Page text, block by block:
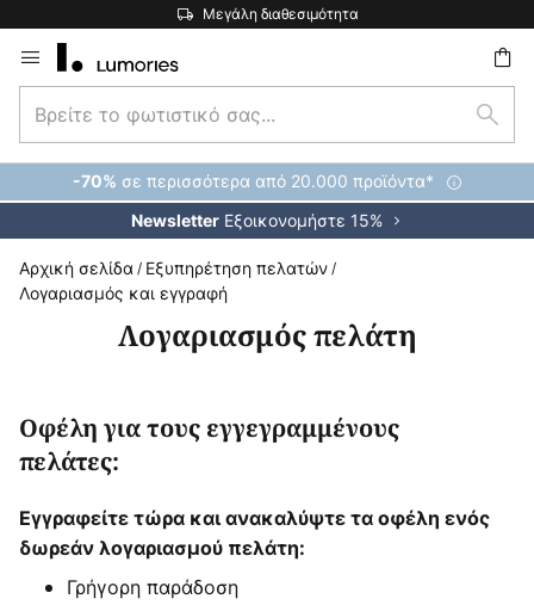
Μεγάλη διαθεσιμότητα
Μετάβαση
στο
περιεχόμενο
το
φωτιστικό
-70% σε περισσότερα από 20.000 προϊόντα*
Newsletter Εξοικονομήστε 15%
Αρχική σελίδα Εξυπηρέτηση πελατών
Λογαριασμός και εγγραφή
Λογαριασμός πελάτη
Οφέλη για τους εγγεγραμμένους
πελάτες:
Εγγραφείτε τώρα και ανακαλύψτε τα οφέλη ενός
δωρεάν λογαριασμού πελάτη:
Γρήγορη παράδοση